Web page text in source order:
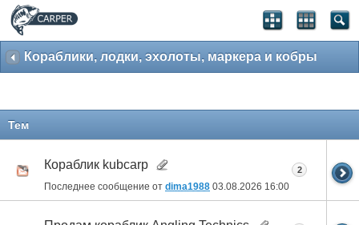
Кораблики, лодки, эхолоты, маркера и кобры
Тем
Кораблик kubcarp
Последнее сообщение от dima1988 03.08.2026 16:00
2